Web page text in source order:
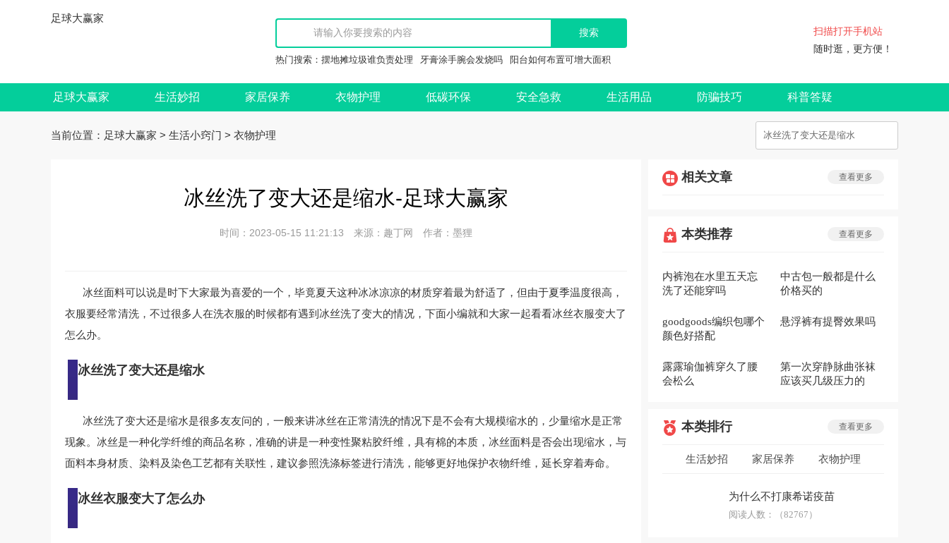
足球大赢家
热门搜索： 摆地摊垃圾谁负责处理 牙膏涂手腕会发烧吗 阳台如何布置可增大面积
扫描打开手机站
随时逛，更方便！
足球大赢家 生活妙招 家居保养 衣物护理 低碳环保 安全急救 生活用品 防骗技巧 科普答疑
当前位置： 足球大赢家 > 生活小窍门 > 衣物护理
冰丝洗了变大还是缩水-足球大赢家
时间：2023-05-15 11:21:13 来源：趣丁网 作者：墨狸
冰丝面料可以说是时下大家最为喜爱的一个，毕竟夏天这种冰冰凉凉的材质穿着最为舒适了，但由于夏季温度很高，
衣服要经常清洗，不过很多人在洗衣服的时候都有遇到冰丝洗了变大的情况，下面小编就和大家一起看看冰丝衣服变大了
怎么办。
冰丝洗了变大还是缩水
冰丝洗了变大还是缩水是很多友友问的，一般来讲冰丝在正常清洗的情况下是不会有大规模缩水的，少量缩水是正常
现象。冰丝是一种化学纤维的商品名称，准确的讲是一种变性聚粘胶纤维，具有棉的本质，冰丝面料是否会出现缩水，与
面料本身材质、染料及染色工艺都有关联性，建议参照洗涤标签进行清洗，能够更好地保护衣物纤维，延长穿着寿命。
冰丝衣服变大了怎么办
相关文章 查看更多
本类推荐 查看更多
内裤泡在水里五天忘
洗了还能穿吗
中古包一般都是什么
价格买的
goodgoods编织包哪个
颜色好搭配
悬浮裤有提臀效果吗
露露瑜伽裤穿久了腰
会松么
第一次穿静脉曲张袜
应该买几级压力的
本类排行 查看更多
生活妙招 家居保养 衣物护理
科普答疑
为什么不打康希诺疫苗
阅读人数： （82767）